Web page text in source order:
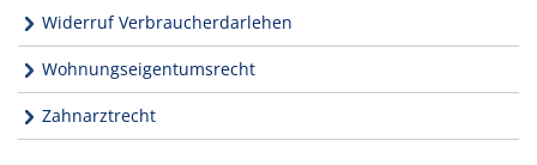
Widerruf Verbraucherdarlehen
Wohnungseigentumsrecht
Zahnarztrecht